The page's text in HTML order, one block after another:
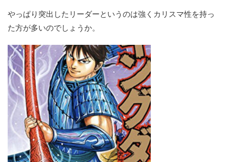
やっぱり突出したリーダーというのは強くカリスマ性を持っ
た方が多いのでしょうか。